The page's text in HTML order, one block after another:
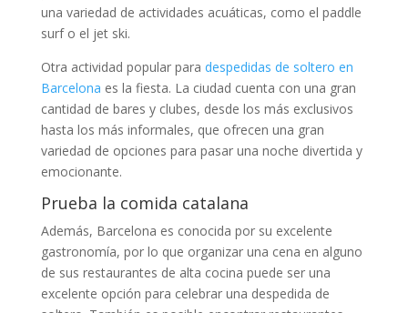
una variedad de actividades acuáticas, como el paddle
surf o el jet ski.
Otra actividad popular para despedidas de soltero en
Barcelona es la fiesta. La ciudad cuenta con una gran
cantidad de bares y clubes, desde los más exclusivos
hasta los más informales, que ofrecen una gran
variedad de opciones para pasar una noche divertida y
emocionante.
Prueba la comida catalana
Además, Barcelona es conocida por su excelente
gastronomía, por lo que organizar una cena en alguno
de sus restaurantes de alta cocina puede ser una
excelente opción para celebrar una despedida de